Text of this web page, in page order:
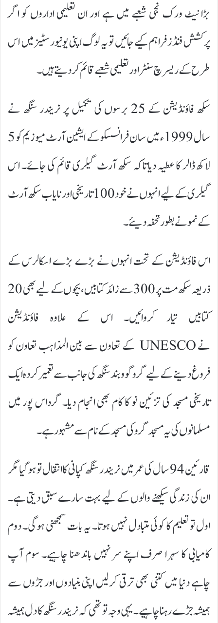
بڑا نیٹ ورک نجی شعبے میں ہے اور ان تعلیمی اداروں کو اگر
پرکشش فنڈز فراہم کیے جائیں تو یہ لوگ اپنی یونیورسٹیز میں اس
طرح کے ریسرچ سنٹر اور تعلیمی شعبے قائم کردیتے ہیں۔
سکھ فاؤنڈیشن کے 25 برسوں کی تکمیل پر نریندر سنگھ نے
سال 1999ء میں سان فرانسسکو کے ایشین آرٹ میوزیم کو 5
لاکھ ڈالر کا عطیہ دیا تاکہ سکھ آرٹ گیلری قائم کی جائے۔ اس
گیلری کے لیے انہوں نے خود 100 تاریخی اور نایاب سکھ آرٹ
کے نمونے بطور تحفہ دیئے۔
اس فاؤنڈیشن کے تحت انہوں نے بڑے بڑے اسکالرس کے
ذریعہ سکھ مت پر 300 سے زائد کتابیں، بچوں کے لیے بھی 20
کتابیں تیار کروائیں۔ اس کے علاوہ فاؤنڈیشن
نے UNESCO کے تعاون سے بین المذاہب تعاون کو
فروغ دینے کے لیے گروگووبند سنگھ کی جانب سے تعمیر کردہ ایک
تاریخی مسجد کی تزئین نو کا کام بھی انجام دیا۔ گرداس پور میں
مسلمانوں کی یہ مسجد گرو کی مسجد کے نام سے مشہور ہے۔
قارئین 94 سال کی عمر میں نریندر سنگھ کپانی کا انتقال تو ہوگیا مگر
ان کی زندگی سیکھنے والوں کے لیے بہت سارے سبق دیتی ہے۔
اول تو تعلیم کا کوئی متبادل نہیں ہوتا۔ یہ بات سمجھنی ہوگی۔ دوم
کامیابی کا سہرا صرف اپنے سر نہیں باندھنا چاہیے۔ سوم آپ
چاہے دنیا میں کتنی بھی ترقی کرلیں اپنی بنیادوں اور جڑوں سے
ہمیشہ جڑے رہنا چاہیے۔ یہی وجہ تو تھی کہ نریندر سنگھ کا دل ہمیشہ